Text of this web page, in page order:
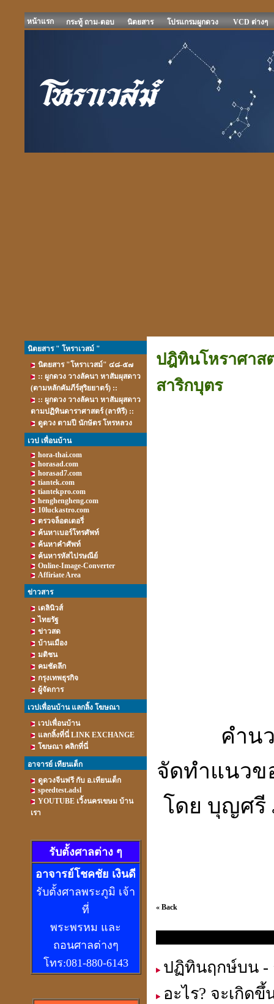
หน้าแรก กระทู้ ถาม-ตอบ นิตยสาร โปรแกรมผูกดวง VCD ต่างๆ
นิตยสาร " โหราเวสม์ "
นิตยสาร "โหราเวสม์" ๔๘-๕๗
:: ผูกดวง วางลัคนา หาสัมผุสดาว
(ตามหลักคัมภีร์สุริยยาตร์) ::
:: ผูกดวง วางลัคนา หาสัมผุสดาว
ตามปฏิทินดาราศาสตร์ (ลาหิรี) ::
ดูดวง ตามปี นักษัตร โหรหลวง
เวป เพื่อนบ้าน
hora-thai.com
horasad.com
horasad7.com
tiantek.com
tiantekpro.com
henghengheng.com
10luckastro.com
ตรวจล็อตเตอรี่
ค้นหาเบอร์โทรศัพท์
ค้นหาคำศัพท์
ค้นหารหัสไปรษณีย์
Online-Image-Converter
Affiriate Area
ข่าวสาร
เดลินิวส์
ไทยรัฐ
ข่าวสด
บ้านเมือง
มติชน
คมชัดลึก
กรุงเทพธุรกิจ
ผู้จัดการ
เวปเพื่อนบ้าน แลกลิ้ง โฆษณา
เวปเพื่อนบ้าน
แลกลิ้งที่นี่ LINK EXCHANGE
โฆษณา คลิกที่นี่
อาจารย์ เทียนเต็ก
ดูดวงจีนฟรี กับ อ.เทียนเต็ก
speedtest.adsl
YOUTUBE เวิ้งนครเขษม บ้าน
เรา
รับตั้งศาลต่าง ๆ
อาจารย์โชคชัย เงินดี
รับตั้งศาลพระภูมิ เจ้า
ที่
พระพรหม และ
ถอนศาลต่างๆ
โทร:081-880-6143
ปฎิทินโหราศาส
สาริกบุตร
คำน
จัดทำแนวข
โดย บุญศรี
« Back
ปฏิทินฤกษ์บน -
อะไร? จะเกิด